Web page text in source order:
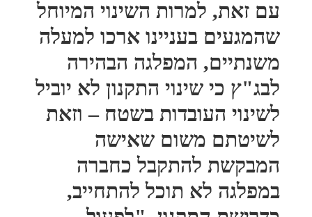
עם זאת, למרות השינוי המיוחל
שהמגעים בעניינו ארכו למעלה
משנתיים, המפלגה הבהירה
לבג"ץ כי שינוי התקנון לא יוביל
לשינוי העובדות בשטח – וזאת
לשיטתם משום שאישה
המבקשת להתקבל כחברה
במפלגה לא תוכל להתחייב,